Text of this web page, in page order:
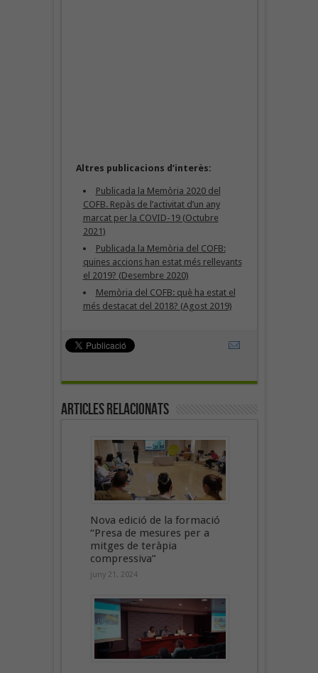
Altres publicacions d’interès:
Publicada la Memòria 2020 del
COFB. Repàs de l’activitat d’un any
marcat per la COVID-19 (Octubre
2021)
Publicada la Memòria del COFB:
quines accions han estat més rellevants
el 2019? (Desembre 2020)
Memòria del COFB: què ha estat el
més destacat del 2018? (Agost 2019)
Articles Relacionats
Nova edició de la formació
“Presa de mesures per a
mitges de teràpia
compressiva”
juny 21, 2024